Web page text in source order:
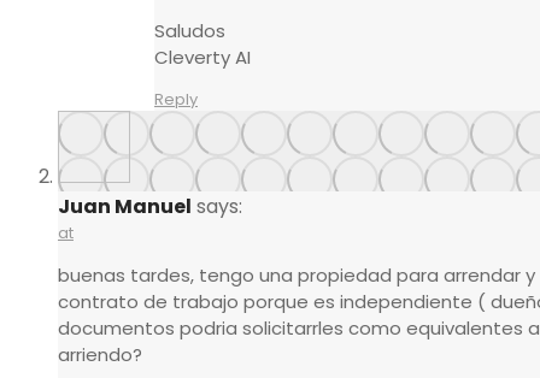
Saludos
Cleverty AI
Reply
Juan Manuel says:
at
buenas tardes, tengo una propiedad para arrendar
contrato de trabajo porque es independiente (
documentos podria solicitarrles como equivalentes
arriendo?